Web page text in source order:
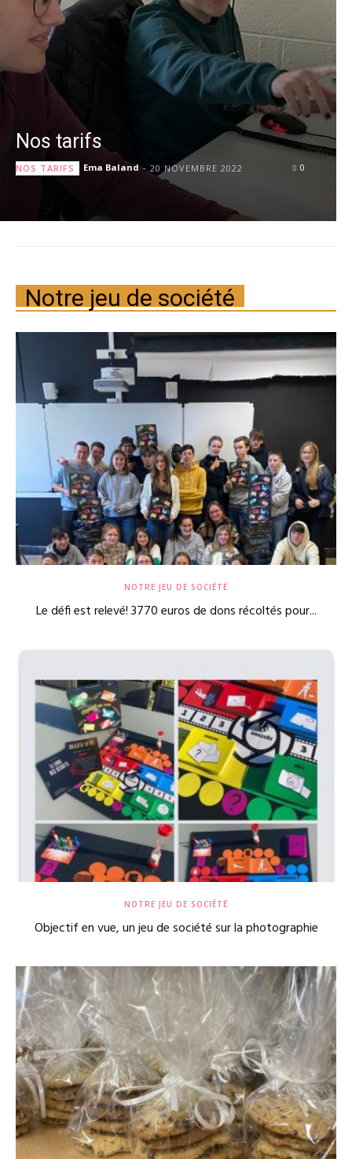
Nos tarifs
NOS TARIFS Ema Baland - 20 NOVEMBRE 2022 0
Notre jeu de société
NOTRE JEU DE SOCIÉTÉ
Le défi est relevé! 3770 euros de dons récoltés pour...
NOTRE JEU DE SOCIÉTÉ
Objectif en vue, un jeu de société sur la photographie